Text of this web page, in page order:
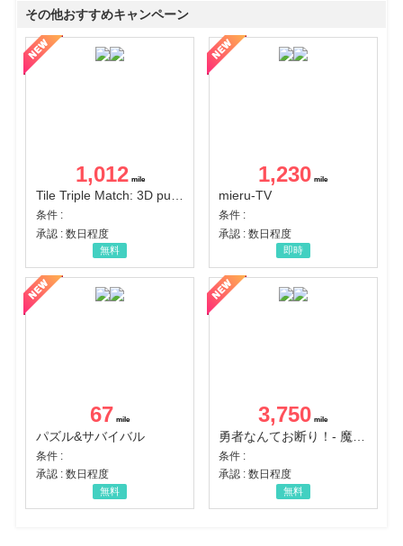
その他おすすめキャンペーン
1,012
Tile Triple Match: 3D puzzle
条件 :
承認 : 数日程度
無料
1,230
mieru-TV
条件 :
承認 : 数日程度
即時
67
パズル&サバイバル
条件 :
承認 : 数日程度
無料
3,750
条件 :
承認 : 数日程度
無料